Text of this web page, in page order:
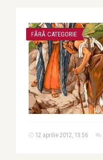
FĂRĂ CATEGORIE
12 aprilie 2012, 13:56